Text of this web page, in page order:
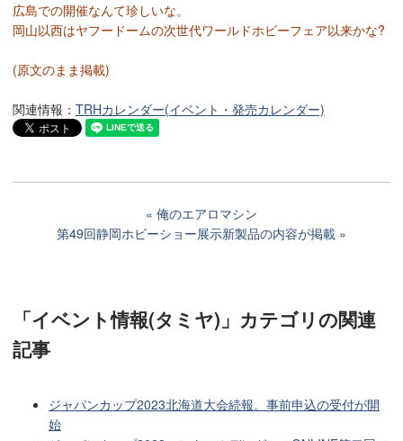
広島での開催なんて珍しいな。
岡山以西はヤフードームの次世代ワールドホビーフェア以来かな?
(原文のまま掲載)
関連情報： TRHカレンダー(イベント・発売カレンダー)
俺のエアロマシン
第49回静岡ホビーショー展示新製品の内容が掲載
「イベント情報(タミヤ)」カテゴリの関連
記事
ジャパンカップ2023北海道大会続報。事前申込の受付が開
始